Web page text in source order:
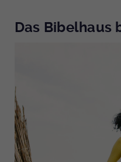
Das Bibelhaus